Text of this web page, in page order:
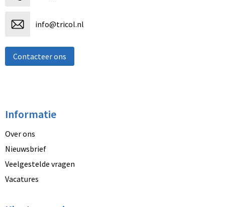
info@tricol.nl
Contacteer ons
Informatie
Over ons
Nieuwsbrief
Veelgestelde vragen
Vacatures